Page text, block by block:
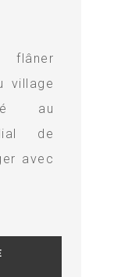
flâner
village
au
de
avec